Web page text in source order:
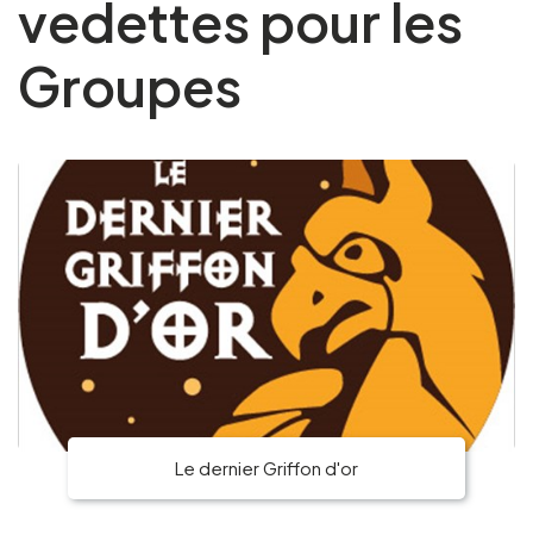
FR EN NL DE
vedettes pour les
Groupes
Le dernier Griffon d'or